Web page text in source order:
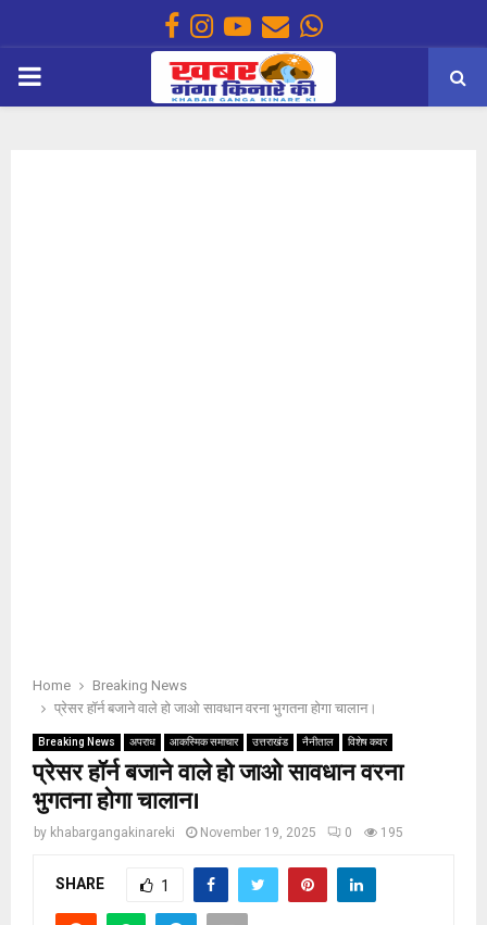
Facebook
Instagram
Youtube
EmailWhatsapp
PRIMARY
Home
Breaking News
प्रेसर हॉर्न बजाने वाले हो जाओ सावधान वरना भुगतना होगा चालान।
Breaking News अपराध आकस्मिक समाचार उत्तराखंड नैनीताल विशेष कवर
प्रेसर हॉर्न बजाने वाले हो जाओ सावधान वरना
भुगतना होगा चालान।
by khabargangakinareki November 19, 2025 0 195
SHARE 1